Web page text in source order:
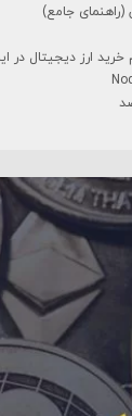
(راهنمای جامع)
ارز دیجیتال در